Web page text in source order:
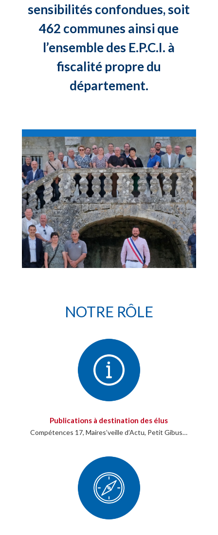
sensibilités confondues, soit
462 communes ainsi que
l’ensemble des E.P.C.I. à
fiscalité propre du
département.
NOTRE RÔLE
Publications à destination des élus
Compétences 17, Maires’veille d’Actu, Petit Gibus…